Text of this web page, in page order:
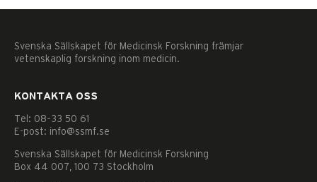
Svenska Sällskapet för Medicinsk Forskning främjar
vetenskaplig forskning inom medicin.
KONTAKTA OSS
Tel: 08–33 50 61
E-post: info@ssmf.se
Svenska Sällskapet för Medicinsk Forskning
Box 44 007, 100 73 Stockholm